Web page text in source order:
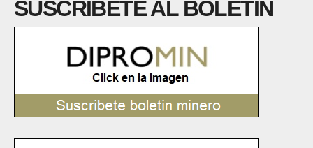
SUSCRÍBETE AL BOLETÍN